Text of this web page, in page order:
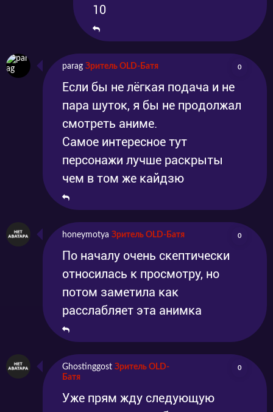
10
parag Зритель OLD-Батя 0
Если бы не лёгкая подача и не
пара шуток, я бы не продолжал
смотреть аниме.
Самое интересное тут
персонажи лучше раскрыты
чем в том же кайдзю
honeymotya Зритель OLD-Батя 0
По началу очень скептически
относилась к просмотру, но
потом заметила как
расслабляет эта анимка
Ghostinggost Зритель OLD-
Батя
0
Уже прям жду следующую